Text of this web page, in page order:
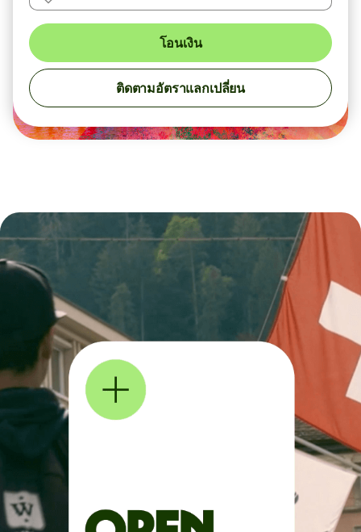
โอนเงิน
ติดตามอัตราแลกเปลี่ยน